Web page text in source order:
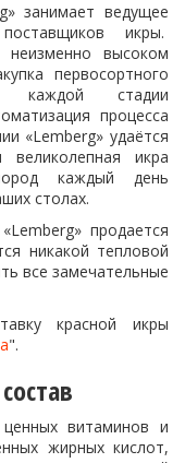
занимает ведущее
икры.
высоком
первосортного
каждой стадии
процесса
«Lemberg» удаётся
икра
каждый день
столах.
продается
никакой тепловой
все замечательные
красной икры
".
витаминов и
жирных кислот,